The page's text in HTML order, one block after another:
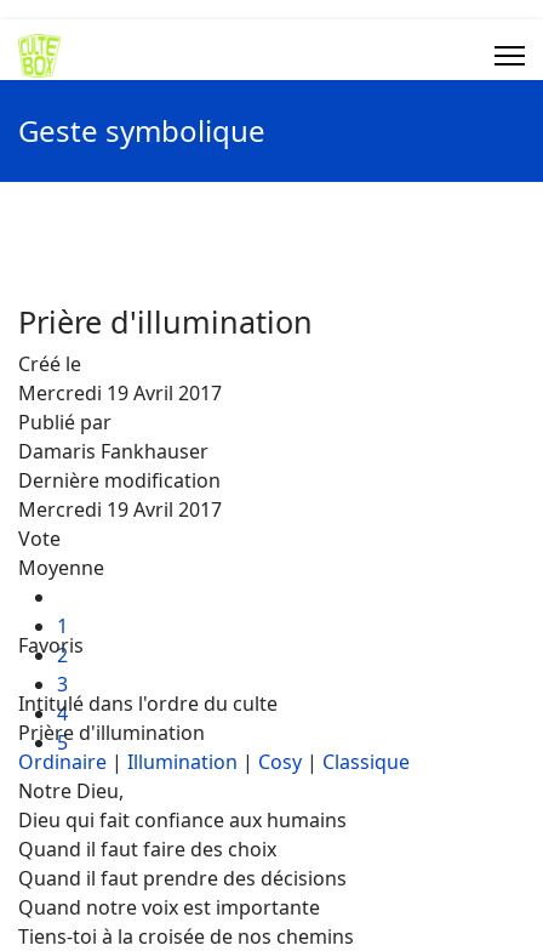
Geste symbolique
Prière d'illumination
Créé le
Mercredi 19 Avril 2017
Publié par
Damaris Fankhauser
Dernière modification
Mercredi 19 Avril 2017
Vote
Moyenne
1
2
3
4
5
Favoris
Intitulé dans l'ordre du culte
Prière d'illumination
Ordinaire | Illumination | Cosy | Classique
Notre Dieu,
Dieu qui fait confiance aux humains
Quand il faut faire des choix
Quand il faut prendre des décisions
Quand notre voix est importante
Tiens-toi à la croisée de nos chemins